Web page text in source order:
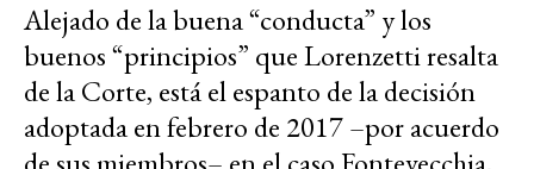
Alejado de la buena “conducta” y los
buenos “principios” que Lorenzetti resalta
de la Corte, está el espanto de la decisión
adoptada en febrero de 2017 –por acuerdo